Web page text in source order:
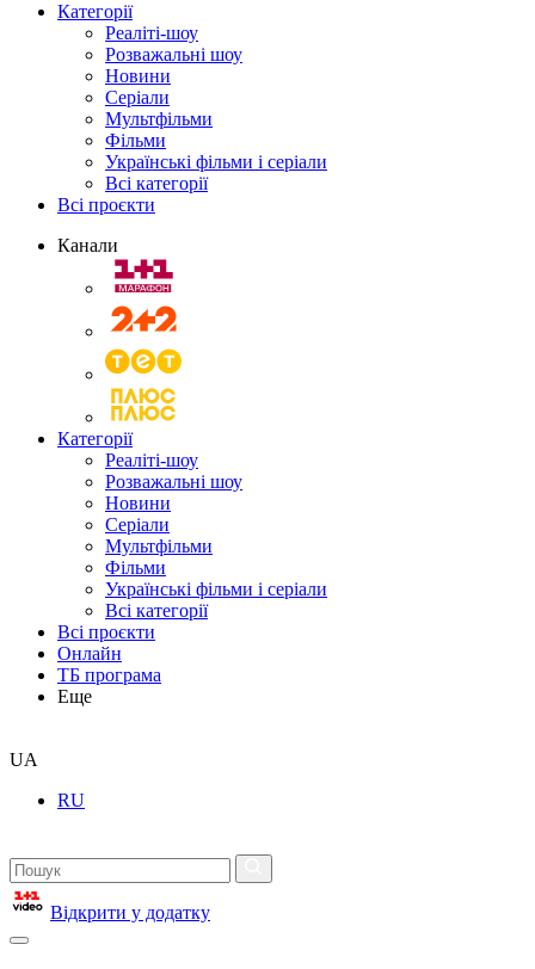
Категорії
Реаліті-шоу
Розважальні шоу
Новини
Серіали
Мультфільми
Фільми
Українські фільми і серіали
Всі категорії
Всі проєкти
Канали
Категорії
Реаліті-шоу
Розважальні шоу
Новини
Серіали
Мультфільми
Фільми
Українські фільми і серіали
Всі категорії
Всі проєкти
Онлайн
ТБ програма
Еще
UA
RU
Відкрити у додатку